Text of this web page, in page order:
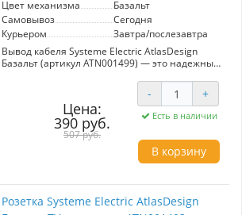
Цвет механизма
Базальт
Самовывоз
Сегодня
Курьером
Завтра/послезавтра
Вывод кабеля Systeme Electric AtlasDesign
Базальт (артикул ATN001499) — это надежный
разработанный с учетом современных
стандартов качества. Изготавливается из
прочного ABS-пластика, этот механический
вывод обладает высокой устойчивостью к
царапинам и УФ-излучению, что гарантирует
его долговечность и сохранение
первоначального внешнего вида. Лицевые
«Базальт», который легко вписывается в
различные интерьеры. Усиленные прямые
монтажные лапки обеспечивают надежную
Цена:
390 руб.
507 руб.
- +
Есть в наличии
В корзину
Розетка Systeme Electric AtlasDesign